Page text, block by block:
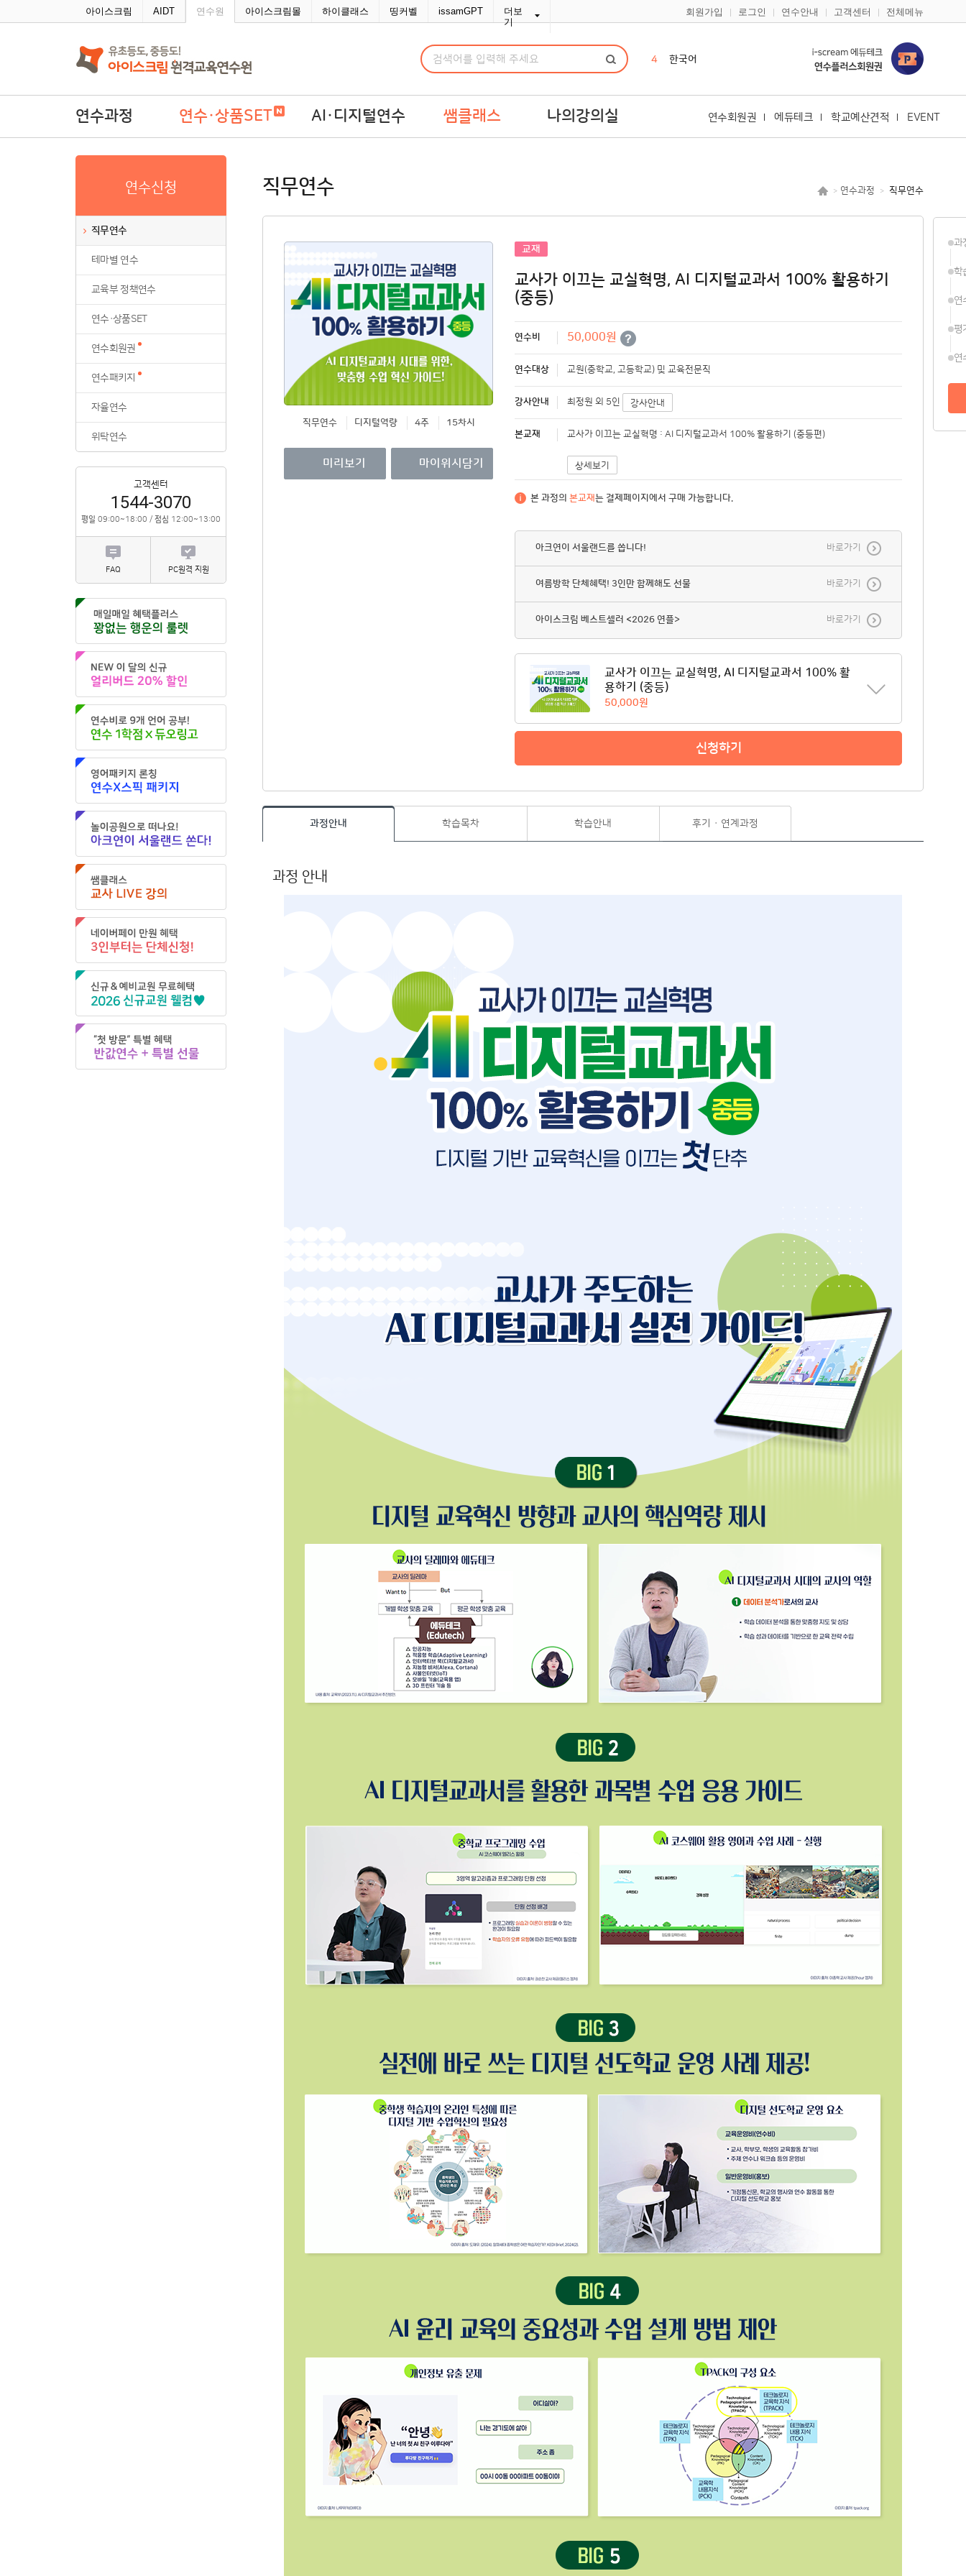
아이스크림 AIDT 연수원 아이스크림몰 하이클래스 띵커벨 issamGPT
더보
기
회원가입 로그인 연수안내 고객센터 전체메뉴
한국사
4
한국어
1
캔바
연수과정
테마별 연수
교육부 정책연수
연수·상품SET
연수회원권
연수패키지
자율연수
위탁연수
연수·상품SET AI·디지털연수
학교맞춤 예산견적
쌤클래스
쌤바이브
나의강의실
연수변경/취소
단체신청관리
나의문의함
영수증/이수증
개인정보관리
MY회원권/패키지
연수회원권 에듀테크 학교예산견적 EVENT
연수신청
직무연수
테마별 연수
교육부 정책연수
연수·상품SET
연수회원권
연수패키지
자율연수
위탁연수
고객센터
1544-3070
평일 09:00~18:00 / 점심 12:00~13:00
FAQ PC원격 지원
과
학
연
평
연
직무연수 > 연수과정 > 직무연수
교재
교사가 이끄는 교실혁명, AI 디지털교과서 100% 활용하기
(중등)
연수비 50,000원
연수대상 교원(중학교, 고등학교) 및 교육전문직
강사안내 최정원 외 5인 강사안내
본교재 교사가 이끄는 교실혁명 : AI 디지털교과서 100% 활용하기 (중등편)
상세보기
본 과정의 본교재는 결제페이지에서 구매 가능합니다.
아크연이 서울랜드를 쏩니다! 바로가기
여름방학 단체혜택! 3인만 함께해도 선물 바로가기
아이스크림 베스트셀러 <2026 연플> 바로가기
교사가 이끄는 교실혁명, AI 디지털교과서 100% 활
용하기 (중등)
50,000원
신청하기
직무연수 디지털역량 4주 15차시
미리보기 마이위시담기
과정안내 학습목차 학습안내 후기 · 연계과정
과정 안내